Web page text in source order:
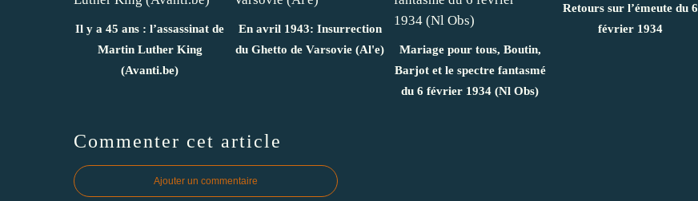
Il y a 45 ans : l’assassinat de
Martin Luther King
(Avanti.be)
En avril 1943: Insurrection
du Ghetto de Varsovie (Al'e)
Mariage pour tous, Boutin,
Barjot et le spectre fantasmé
du 6 février 1934 (Nl Obs)
Retours sur l’émeute du 6
février 1934
Commenter cet article
Ajouter un commentaire